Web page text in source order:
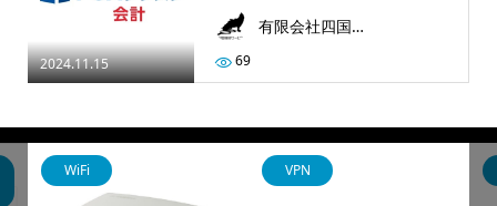
2024.11.15
有限会社四国情報サービス
69
WiFi VPN